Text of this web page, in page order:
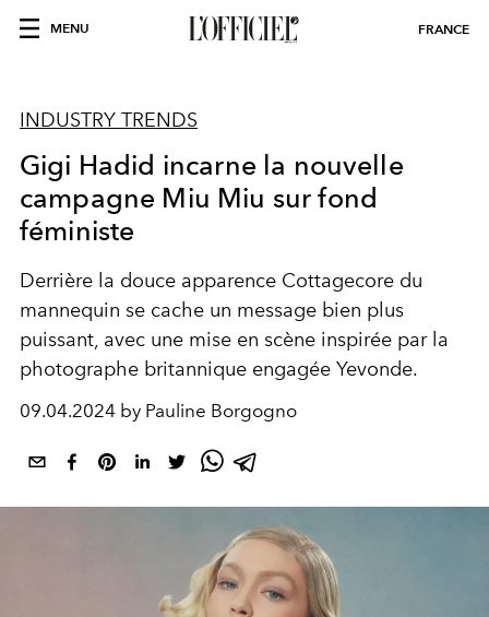
MENU FRANCE
INDUSTRY TRENDS
Gigi Hadid incarne la nouvelle
campagne Miu Miu sur fond
féministe
Derrière la douce apparence Cottagecore du
mannequin se cache un message bien plus
puissant, avec une mise en scène inspirée par la
photographe britannique engagée Yevonde.
09.04.2024 by Pauline Borgogno